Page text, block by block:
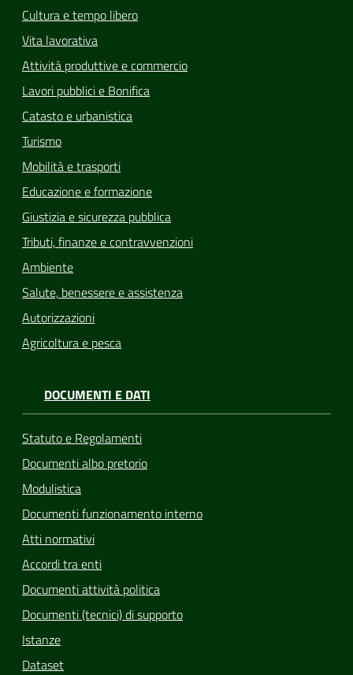
Cultura e tempo libero
Vita lavorativa
Attività produttive e commercio
Lavori pubblici e Bonifica
Catasto e urbanistica
Turismo
Mobilità e trasporti
Educazione e formazione
Giustizia e sicurezza pubblica
Tributi, finanze e contravvenzioni
Ambiente
Salute, benessere e assistenza
Autorizzazioni
Agricoltura e pesca
DOCUMENTI E DATI
Statuto e Regolamenti
Documenti albo pretorio
Modulistica
Documenti funzionamento interno
Atti normativi
Accordi tra enti
Documenti attività politica
Documenti (tecnici) di supporto
Istanze
Dataset